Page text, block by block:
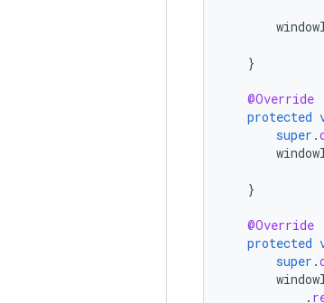
}
@Override
protected
super .
}
@Override
protected
super .
.